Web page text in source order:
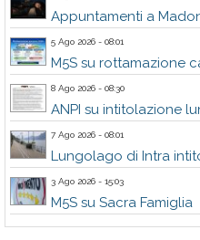
Appuntamenti a
5 Ago 2026 - 08:01
M5S su rottamazione
8 Ago 2026 - 08:30
ANPI su intitolazione
7 Ago 2026 - 08:01
Lungolago di Intra
3 Ago 2026 - 15:03
M5S su Sacra Famiglia